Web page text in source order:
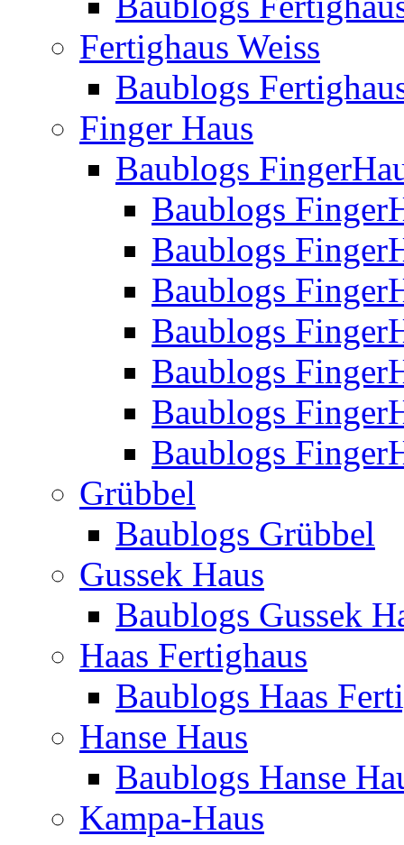
Fertighaus Weiss
Baublogs
Finger Haus
Baublogs
Baublogs
Baublogs
Baublogs
Baublogs
Baublogs
Baublogs
Baublogs
Grübbel
Baublogs Grübbel
Gussek Haus
Baublogs Gussek
Haas Fertighaus
Baublogs Haas
Hanse Haus
Baublogs Hanse
Kampa-Haus